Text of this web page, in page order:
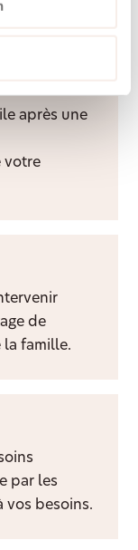
après une
votre
de
la famille.
par les
vos besoins.